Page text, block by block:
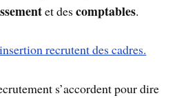
et descomptables.
recrutent des cadres.
s’accordent pour dire